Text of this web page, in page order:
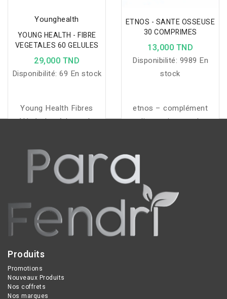
Younghealth
YOUNG HEALTH - FIBRE
VEGETALES 60 GELULES
29,000 TND
Disponibilité: 69 En stock
Young Health Fibres
Végétales, à base de
de poids, améliore la
digestion et aide à
réguler l'appétit
naturellement.
ETNOS - SANTE OSSEUSE
30 COMPRIMES
13,000 TND
Disponibilité: 9989 En
stock
etnos – complément
alimentaire pour la
l’apport en magnésium –
1 à 2 gélules par jour
Produits
Promotions
Nouveaux Produits
Nos coffrets
Nos marques